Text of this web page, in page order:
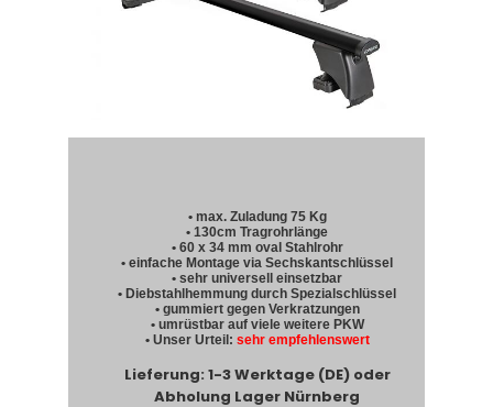
• max. Zuladung 75 Kg
• 130cm Tragrohrlänge
• 60 x 34 mm oval Stahlrohr
• einfache Montage via Sechskantschlüssel
• sehr universell einsetzbar
• Diebstahlhemmung durch Spezialschlüssel
• gummiert gegen Verkratzungen
• umrüstbar auf viele weitere PKW
• Unser Urteil: sehr empfehlenswert
Lieferung: 1-3 Werktage (DE) oder
Abholung Lager Nürnberg